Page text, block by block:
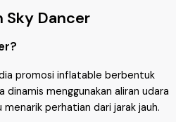
Sky Dancer
promosi inflatable berbentuk
dinamis menggunakan aliran udara
perhatian dari jarak jauh.